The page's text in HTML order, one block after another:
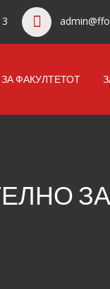
ЗА ФАКУЛТЕТОТ